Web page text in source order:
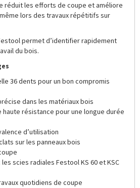
réduit les efforts de coupe et améliore
lors des travaux répétitifs sur
permet d’identifier rapidement
du bois.
36 dents pour un bon compromis
dans les matériaux bois
haute résistance pour une longue durée
d’utilisation
sur les panneaux bois
scies radiales Festool KS 60 et KSC
quotidiens de coupe